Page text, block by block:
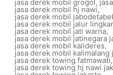
jasa derek mobil grogol ,
jasa derek mobil hj nawi,
jasa derek mobil
jasa derek mobil jalur
jasa derek mobil jati warna,
jasa derek mobil jatinegara
jasa derek mobil kalideres,
jasa derek mobil kalimalang
jasa derek towing fatmawati,
jasa derek towing hj nawi